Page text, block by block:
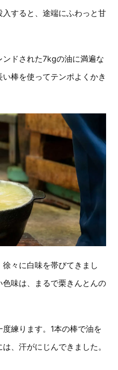
すると、途端にふわっと甘
ドされた7kgの油に満遍な
棒を使ってテンポよくかき
々に白味を帯びてきまし
味は、まるで栗きんとんの
練ります。1本の棒で油を
、汗がにじんできました。